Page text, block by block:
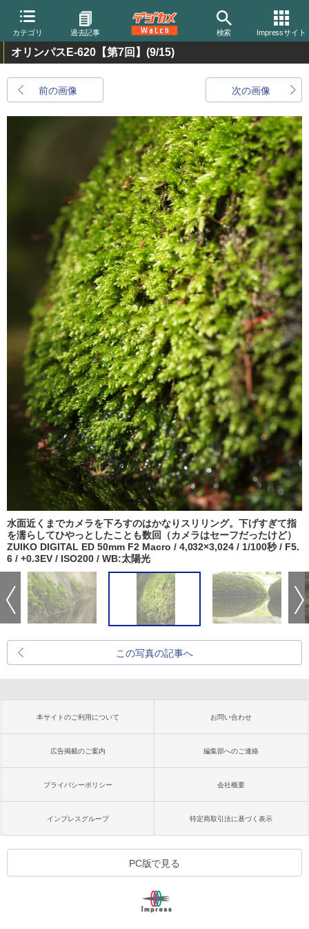
カテゴリ 過去記事 検索 Impressサイト
オリンパスE-620【第7回】 (9/15)
前の画像 次の画像
水面近くまでカメラを下ろすのはかなりスリリング。下げすぎて指
を濡らしてひやっとしたことも数回（カメラはセーフだったけど）
ZUIKO DIGITAL ED 50mm F2 Macro / 4,032×3,024 / 1/100秒 / F5.
6 / +0.3EV / ISO200 / WB:太陽光
この写真の記事へ
本サイトのご利用について お問い合わせ
広告掲載のご案内 編集部へのご連絡
プライバシーポリシー 会社概要
インプレスグループ 特定商取引法に基づく表示
PC版で見る